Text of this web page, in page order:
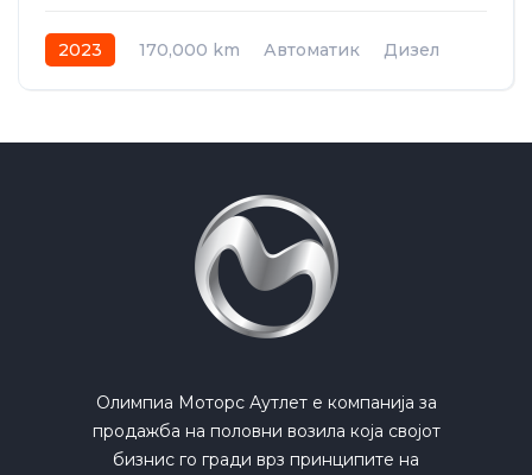
2023 170,000 km Автоматик Дизел
Олимпиа Моторс Аутлет е компанија за
продажба на половни возила која својот
бизнис го гради врз принципите на